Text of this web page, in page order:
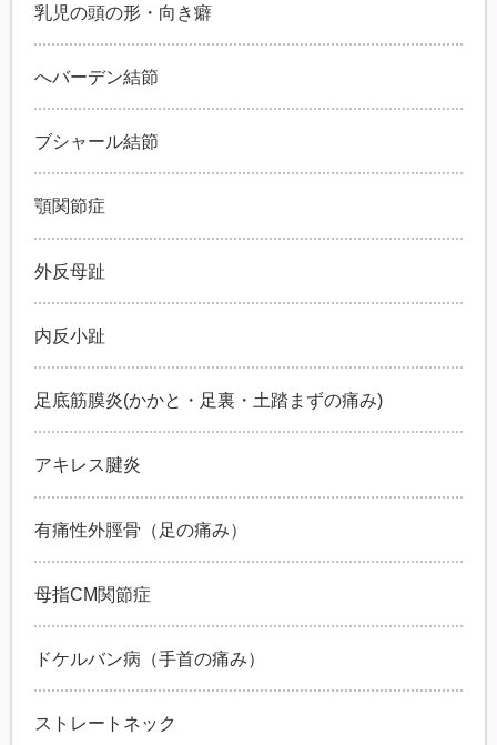
乳児の頭の形・向き癖
へバーデン結節
ブシャール結節
顎関節症
外反母趾
内反小趾
足底筋膜炎(かかと・足裏・土踏まずの痛み)
アキレス腱炎
有痛性外脛骨（足の痛み）
母指CM関節症
ドケルバン病（手首の痛み）
ストレートネック